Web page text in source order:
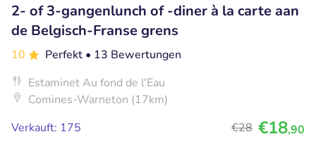
2- of 3-gangenlunch of -diner à la carte aan
de Belgisch-Franse grens
10 Perfekt • 13 Bewertungen
Estaminet Au fond de l'Eau
Comines-Warneton (17km)
Verkauft: 175
€28 €18,90